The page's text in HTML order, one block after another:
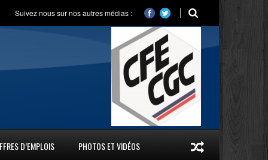
Suivez nous sur nos autres médias :
D’EMPLOIS PHOTOS ET VIDÉOS